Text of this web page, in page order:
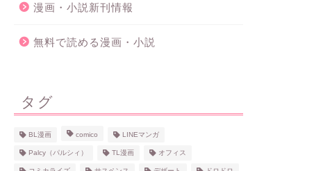
漫画・小説新刊情報
無料で読める漫画・小説
タグ
BL漫画 comico LINEマンガ
Palcy（パルシィ） TL漫画 オフィス